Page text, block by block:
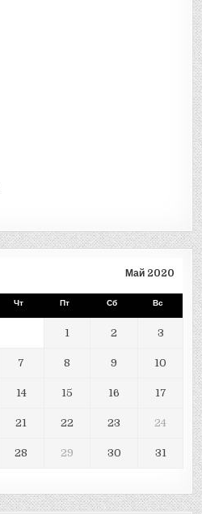
Май 2020
Чт Пт Сб Вс
1 2 3
7 8 9 10
14 15 16 17
21 22 23 24
28 29 30
31